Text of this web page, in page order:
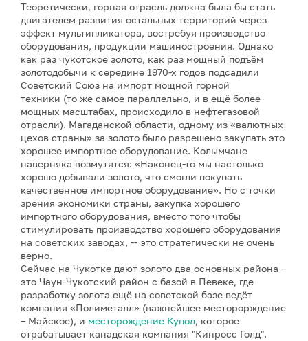
Теоретически, горная отрасль должна была бы стать
двигателем развития остальных территорий через
эффект мультипликатора, востребуя производство
оборудования, продукции машиностроения. Однако
как раз чукотское золото, как раз мощный подъём
золотодобычи к середине 1970-х годов подсадили
Советский Союз на импорт мощной горной
техники (то же самое параллельно, и в ещё более
мощных масштабах, происходило в нефтегазовой
отрасли). Магаданской области, одному из «валютных
цехов страны» за золото было разрешено закупать это
хорошее импортное оборудование. Колымчане
наверняка возмутятся: «Наконец-то мы настолько
хорошо добывали золото, что смогли покупать
качественное импортное оборудование». Но с точки
зрения экономики страны, закупка хорошего
импортного оборудования, вместо того чтобы
стимулировать производство хорошего оборудования
на советских заводах, -- это стратегически не очень
верно.
Сейчас на Чукотке дают золото два основных района –
это Чаун-Чукотский район с базой в Певеке, где
разработку золота ещё на советской базе ведёт
компания «Полиметалл» (важнейшее месторорждение
– Майское), и месторождение Купол, которое
отрабатывает канадская компания "Кинросс Голд".